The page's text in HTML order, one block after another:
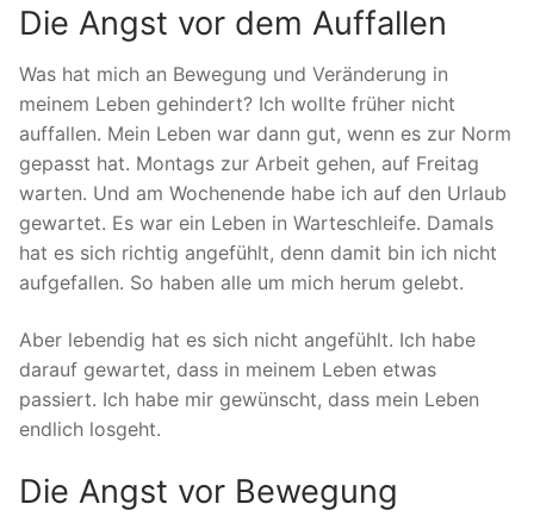
Die Angst vor dem Auffallen
Was hat mich an Bewegung und Veränderung in
meinem Leben gehindert? Ich wollte früher nicht
auffallen. Mein Leben war dann gut, wenn es zur Norm
gepasst hat. Montags zur Arbeit gehen, auf Freitag
warten. Und am Wochenende habe ich auf den Urlaub
gewartet. Es war ein Leben in Warteschleife. Damals
hat es sich richtig angefühlt, denn damit bin ich nicht
aufgefallen. So haben alle um mich herum gelebt.
Aber lebendig hat es sich nicht angefühlt. Ich habe
darauf gewartet, dass in meinem Leben etwas
passiert. Ich habe mir gewünscht, dass mein Leben
endlich losgeht.
Die Angst vor Bewegung